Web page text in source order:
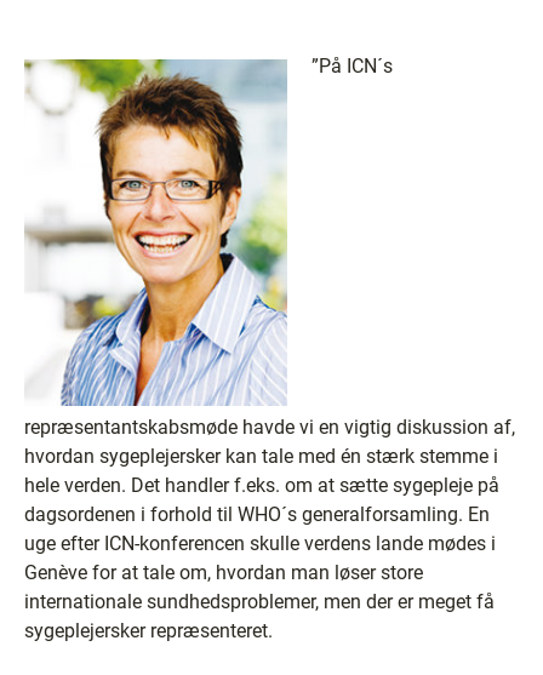
”På ICN´s
repræsentantskabsmøde havde vi en vigtig diskussion af,
hvordan sygeplejersker kan tale med én stærk stemme i
hele verden. Det handler f.eks. om at sætte sygepleje på
dagsordenen i forhold til WHO´s generalforsamling. En
uge efter ICN-konferencen skulle verdens lande mødes i
Genève for at tale om, hvordan man løser store
internationale sundhedsproblemer, men der er meget få
sygeplejersker repræsenteret.